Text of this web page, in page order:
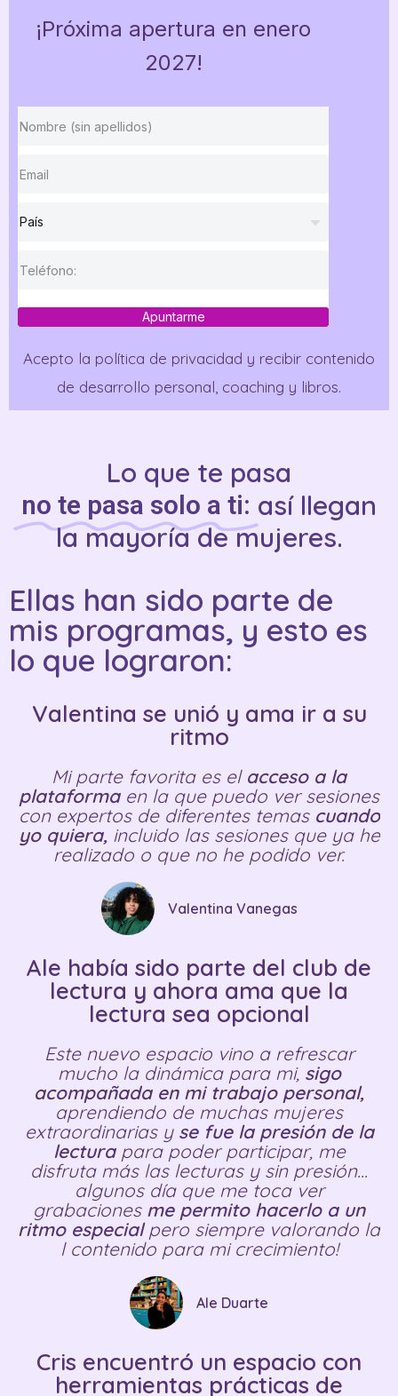
¡Próxima apertura en enero
2027!
Apuntarme
Acepto la política de privacidad y recibir contenido
de desarrollo personal, coaching y libros.
Lo que te pasa
no te pasa solo a ti: así llegan
la mayoría de mujeres.
Ellas han sido parte de
mis programas, y esto es
lo que lograron:
Valentina se unió y ama ir a su
ritmo
Mi parte favorita es el acceso a la
plataforma en la que puedo ver sesiones
con expertos de diferentes temas cuando
yo quiera,incluido las sesiones que ya he
realizado o que no he podido ver.
Valentina Vanegas
Ale había sido parte del club de
lectura y ahora ama que la
lectura sea opcional
Este nuevo espacio vino a refrescar
mucho la dinámica para mi, sigo
acompañada en mi trabajo personal,
aprendiendo de muchas mujeres
extraordinarias y se fue la presión de la
lecturapara poder participar, me
disfruta más las lecturas y sin presión...
algunos día que me toca ver
grabaciones me permito hacerlo a un
ritmo especialpero siempre valorando la
l contenido para mi crecimiento!
Ale Duarte
Cris encuentró un espacio con
herramientas prácticas de